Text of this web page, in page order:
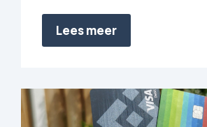
Lees meer